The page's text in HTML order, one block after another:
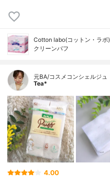
Cotton labo(コットン・ラボ)
クリーンパフ
元BA/コスメコンシェルジュ
Tea*
4.00